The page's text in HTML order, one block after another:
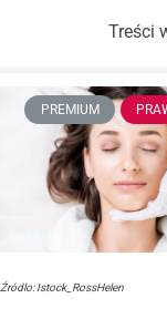
Treści
PREMIUM
Źródlo: Istock_RossHelen